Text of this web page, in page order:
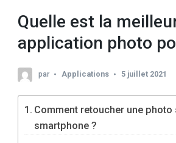
Quelle est la
application photo
par Applications 5 juillet 2021
Comment retoucher une photo
smartphone ?